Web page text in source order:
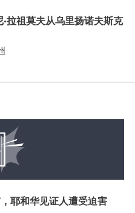
拉祖莫夫从乌里扬诺夫斯克
耶和华见证人遭受迫害